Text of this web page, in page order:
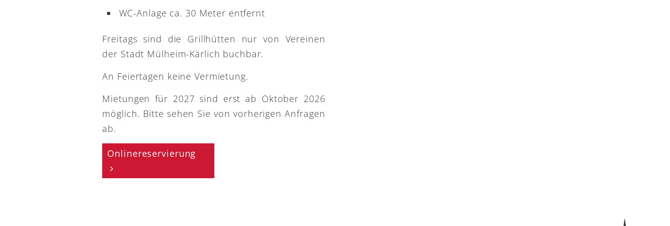
WC-Anlage ca. 30 Meter entfernt
Freitags sind die Grillhütten nur von Vereinen
der Stadt Mülheim-Kärlich buchbar.
An Feiertagen keine Vermietung.
Mietungen für 2027 sind erst ab Oktober 2026
möglich. Bitte sehen Sie von vorherigen Anfragen
ab.
Onlinereservierung